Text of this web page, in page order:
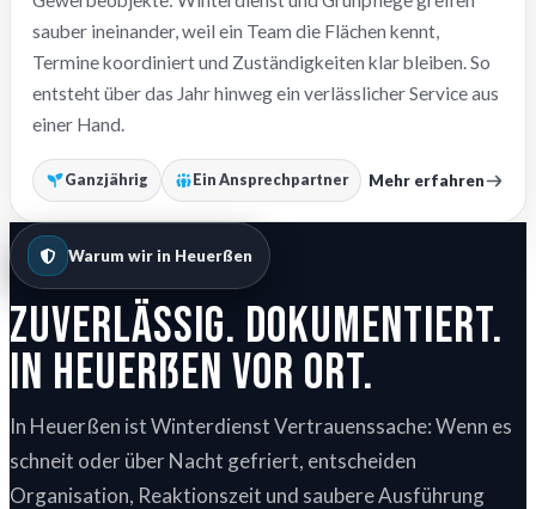
sauber ineinander, weil ein Team die Flächen kennt,
Termine koordiniert und Zuständigkeiten klar bleiben. So
entsteht über das Jahr hinweg ein verlässlicher Service aus
einer Hand.
Ganzjährig Ein Ansprechpartner Mehr erfahren
Warum wir in Heuerßen
Zuverlässig. Dokumentiert.
In Heuerßen vor Ort.
In Heuerßen ist Winterdienst Vertrauenssache: Wenn es
schneit oder über Nacht gefriert, entscheiden
Organisation, Reaktionszeit und saubere Ausführung